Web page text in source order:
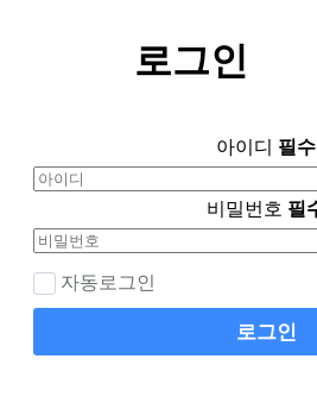
로그인
아이디 필수
비밀번호 필
자동로그인
로그인